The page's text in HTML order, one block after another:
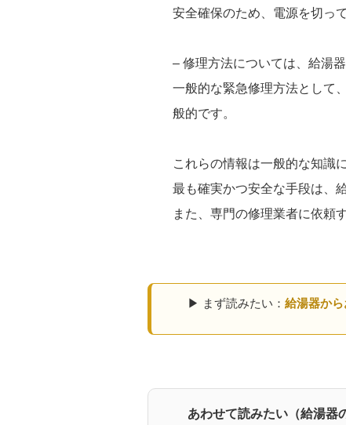
安全確保のため、電源を切っ
– 修理方法については、給湯
一般的な緊急修理方法として
般的です。
これらの情報は一般的な知識
最も確実かつ安全な手段は、
また、専門の修理業者に依頼
▶ まず読みたい： 給湯器か
あわせて読みたい（給湯器